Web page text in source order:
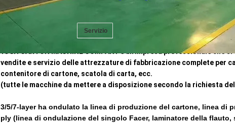
Intruduction Servizio
YUSH CARTON MACHINE COMPANY è un'impresa professionale che
vendite e servizio delle attrezzature di fabbricazione complete per
contenitore di cartone, scatola di carta, ecc.
(tutte le macchine da mettere a disposizione secondo la richiesta
3/5/7-layer ha ondulato la linea di produzione del cartone, linea di
ply (linea di ondulazione del singolo Facer, laminatore della